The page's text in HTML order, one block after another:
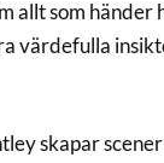
allt som händer
värdefulla
skapar